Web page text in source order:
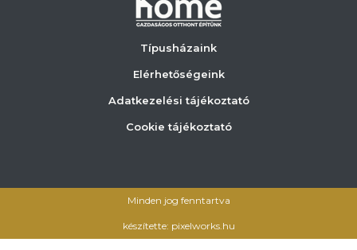
Típusházaink
Elérhetőségeink
Adatkezelési tájékoztató
Cookie tájékoztató
Minden jog fenntartva
készítette: pixelworks.hu